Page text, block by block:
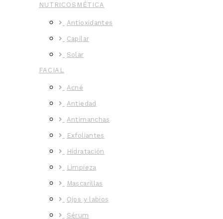
NUTRICOSMÉTICA
Antioxidantes
Capilar
Solar
FACIAL
Acné
Antiedad
Antimanchas
Exfoliantes
Hidratación
Limpieza
Mascarillas
Ojos y labios
Sérum